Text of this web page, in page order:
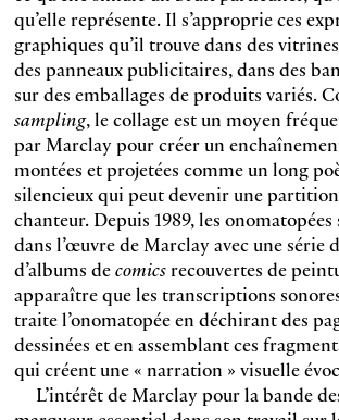
qu’elle représente. Il s’approprie ces
graphiques qu’il trouve dans des
des panneaux publicitaires, dans des
sur des emballages de produits variés.
sampling, le collage est un moyen
par Marclay pour créer un
montées et projetées comme un long
silencieux qui peut devenir une
chanteur. Depuis 1989, les
dans l’œuvre de Marclay avec une série
d’albums decomicsrecouvertes de
apparaître que les transcriptions
traite l’onomatopée en déchirant des
dessinées et en assemblant ces
qui créent une « narration » visuelle
L’intérêt de Marclay pour la bande